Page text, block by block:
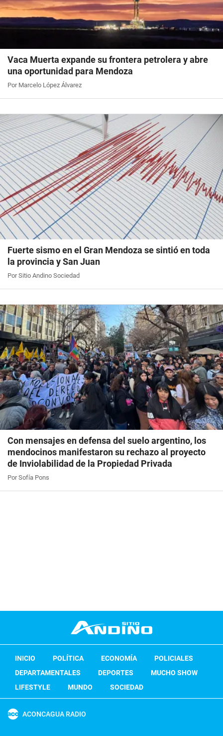
Vaca Muerta expande su frontera petrolera y abre
una oportunidad para Mendoza
Por Marcelo López Álvarez
Fuerte sismo en el Gran Mendoza se sintió en toda
la provincia y San Juan
Por Sitio Andino Sociedad
Con mensajes en defensa del suelo argentino, los
mendocinos manifestaron su rechazo al proyecto
de Inviolabilidad de la Propiedad Privada
Por Sofía Pons
INICIO POLÍTICA ECONOMÍA
POLICIALES
DEPARTAMENTALES
DEPORTES
MUCHO SHOW
LIFESTYLE
MUNDO SOCIEDAD
ACONCAGUA RADIO